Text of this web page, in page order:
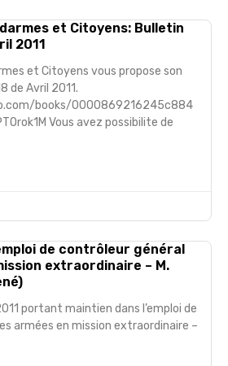
et Citoyens: Bulletin
2011
et Citoyens vous propose son
de Avril 2011.
books/0000869216245c884
Vous avez possibilite de
de contrôleur général
extraordinaire – M.
portant maintien dans l’emploi de
armées en mission extraordinaire –